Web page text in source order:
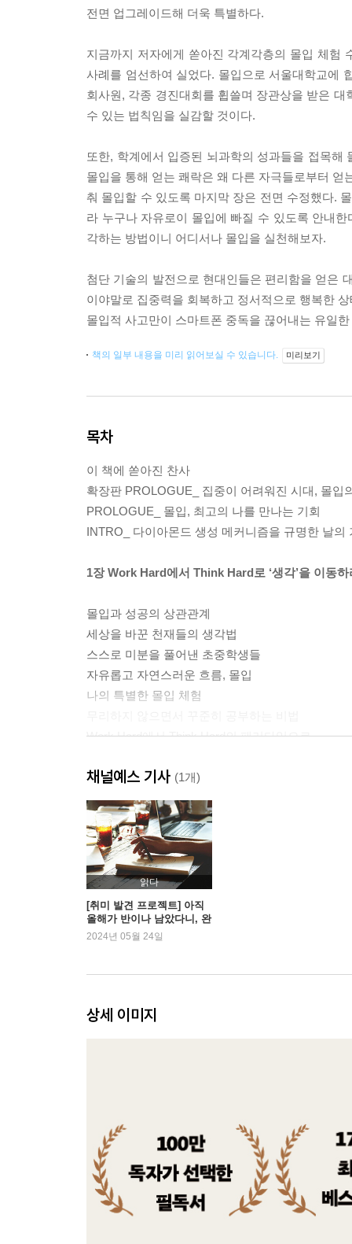
전면 업그레이드해 더욱 특별하다.
지금까지 저자에게 쏟아진 각계각층의 몰입 체험
사례를 엄선하여 실었다. 몰입으로 서울대학교에
회사원, 각종 경진대회를 휩쓸며 장관상을 받은
수 있는 법칙임을 실감할 것이다.
또한, 학계에서 입증된 뇌과학의 성과들을 접목
몰입을 통해 얻는 쾌락은 왜 다른 자극들로부터
춰 몰입할 수 있도록 마지막 장은 전면 수정했다.
라 누구나 자유로이 몰입에 빠질 수 있도록 안내
각하는 방법이니 어디서나 몰입을 실천해보자.
첨단 기술의 발전으로 현대인들은 편리함을 얻은
이야말로 집중력을 회복하고 정서적으로 행복한
몰입적 사고만이 스마트폰 중독을 끊어내는 유일
책의 일부 내용을 미리 읽어보실 수 있습니다. 미리보기
목차
이 책에 쏟아진 찬사
확장판 PROLOGUE_ 집중이 어려워진 시대, 몰입
PROLOGUE_ 몰입, 최고의 나를 만나는 기회
INTRO_ 다이아몬드 생성 메커니즘을 규명한 날의
1장 Work Hard에서 Think Hard로 ‘생각’을 이동하
몰입과 성공의 상관관계
세상을 바꾼 천재들의 생각법
스스로 미분을 풀어낸 초중학생들
자유롭고 자연스러운 흐름, 몰입
나의 특별한 몰입 체험
Work Hard에서 Think Hard의 패러다임으로
잘못 굴러가고 있는 삶의 경로를 바꾸려면?
CASE STUDY 의도적인 몰입으로 서울대학교에
CASE STUDY 의도적인 몰입을 통해 시험 합격과
보편성을 획득한 몰입의 법칙
2장 본격적인 몰입을 시도하기 위하여
몰입을 들어가기 전에 준비할 것들
완전한 몰입에 들어가는 3일간의 과정
CASE STUDY 게임 중독 중학생이 몰입 훈련을 통
세렌디피티와 꿈속에서의 영감
더할 나위 없는 행복의 절정에 오르다
보다 의미 있는 삶으로 이끄는 가치관의 변화
새로운 패러다임을 만든 몰입에 의한 문제 해결
CASE STUDY 독창적인 생각을 얻는 데 어려움을
채널예스 기사 (1개)
읽다
[취미 발견 프로젝트] 아직
올해가 반이나 남았다니, 완
전 럭키비키잖아!
2024년 05월 24일
상세 이미지